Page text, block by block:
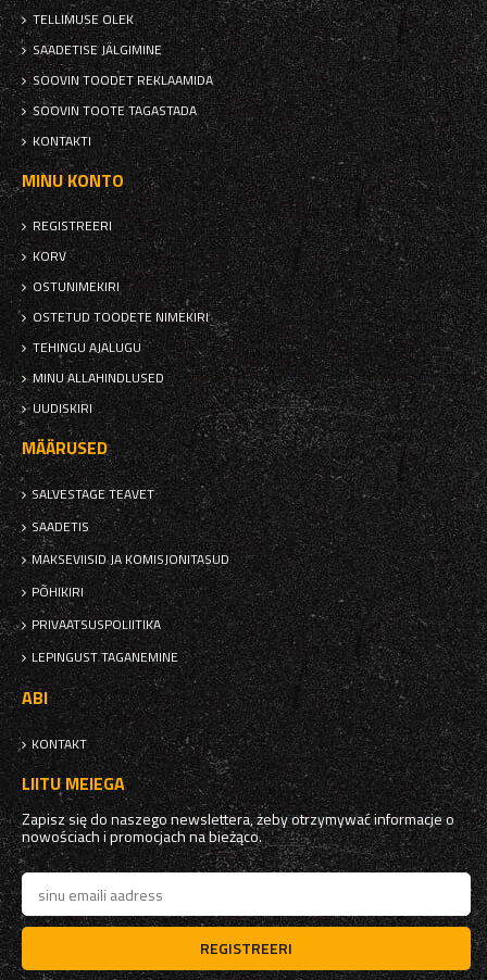
TELLIMUSE OLEK
SAADETISE JÄLGIMINE
SOOVIN TOODET REKLAAMIDA
SOOVIN TOOTE TAGASTADA
KONTAKTI
MINU KONTO
REGISTREERI
KORV
OSTUNIMEKIRI
OSTETUD TOODETE NIMEKIRI
TEHINGU AJALUGU
MINU ALLAHINDLUSED
UUDISKIRI
MÄÄRUSED
SALVESTAGE TEAVET
SAADETIS
MAKSEVIISID JA KOMISJONITASUD
PÕHIKIRI
PRIVAATSUSPOLIITIKA
LEPINGUST TAGANEMINE
ABI
KONTAKT
LIITU MEIEGA
Zapisz się do naszego newslettera, żeby otrzymywać informacje o
nowościach i promocjach na bieżąco.
REGISTREERI